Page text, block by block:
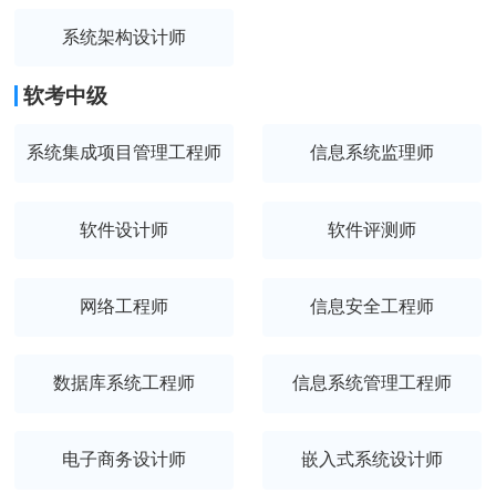
系统架构设计师
软考中级
系统集成项目管理工程师 信息系统监理师
软件设计师 软件评测师
网络工程师 信息安全工程师
数据库系统工程师 信息系统管理工程师
电子商务设计师 嵌入式系统设计师